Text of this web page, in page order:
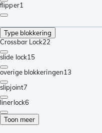
flipper1
Type blokkering
Crossbar Lock22
slide lock15
overige blokkeringen13
slipjoint7
linerlock6
Toon meer